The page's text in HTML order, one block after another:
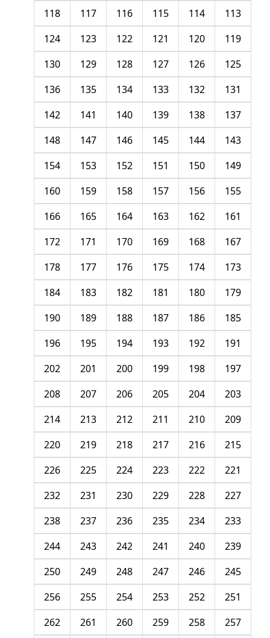
113
114
115
116
117
118
119
120
121
122
123
124
125
126
127
128
129
130
131
132
133
134
135
136
137
138
139
140
141
142
143
144
145
146
147
148
149
150
151
152
153
154
155
156
157
158
159
160
161
162
163
164
165
166
167
168
169
170
171
172
173
174
175
176
177
178
179
180
181
182
183
184
185
186
187
188
189
190
191
192
193
194
195
196
197
198
199
200
201
202
203
204
205
206
207
208
209
210
211
212
213
214
215
216
217
218
219
220
221
222
223
224
225
226
227
228
229
230
231
232
233
234
235
236
237
238
239
240
241
242
243
244
245
246
247
248
249
250
251
252
253
254
255
256
257
258
259
260
261
262